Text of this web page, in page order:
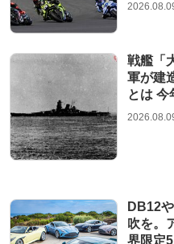
戦艦「
軍が建
とは 今
DB12
吹を。
界限定